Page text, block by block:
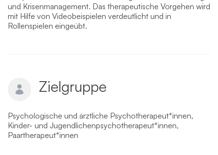
und Krisenmanagement. Das therapeutische Vorgehen wird
mit Hilfe von Videobeispielen verdeutlicht und in
Rollenspielen eingeübt.
Zielgruppe
Psychologische und ärztliche Psychotherapeut*innen,
Kinder- und Jugendlichenpsychotherapeut*innen,
Paartherapeut*innen